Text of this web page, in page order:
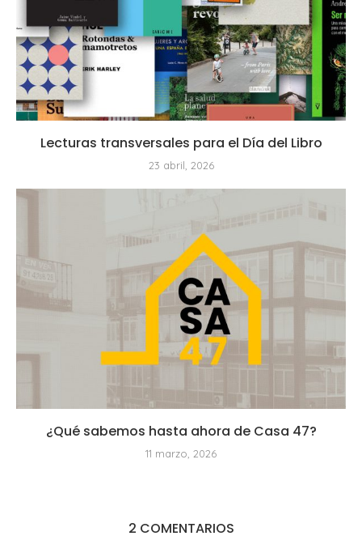
Lecturas transversales para el Día del Libro
23 abril, 2026
¿Qué sabemos hasta ahora de Casa 47?
11 marzo, 2026
2 COMENTARIOS